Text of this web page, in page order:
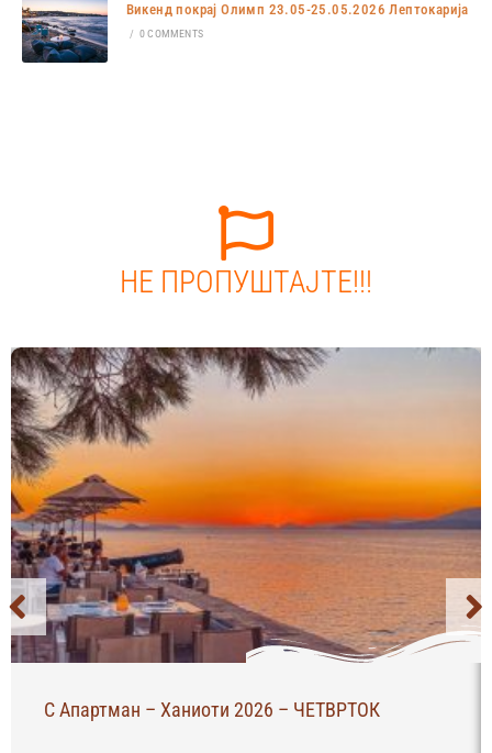
Викенд покрај Олимп 23.05-25.05.2026 Лептокарија
/ 0 COMMENTS
НЕ ПРОПУШТАЈТЕ!!!
С Апартман – Ханиоти 2026 – ЧЕТВРТОК